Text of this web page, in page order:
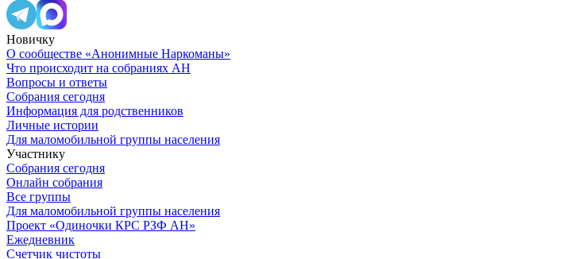
Новичку
О сообществе «Анонимные Наркоманы»
Что происходит на собраниях АН
Вопросы и ответы
Собрания сегодня
Информация для родственников
Личные истории
Для маломобильной группы населения
Участнику
Собрания сегодня
Онлайн собрания
Все группы
Для маломобильной группы населения
Проект «Одиночки КРС РЗФ АН»
Ежедневник
Счетчик чистоты